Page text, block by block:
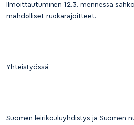
Ilmoittautuminen 12.3. mennessä
mahdolliset ruokarajoitteet.
Yhteistyössä
Suomen leirikouluyhdistys ja Suomen